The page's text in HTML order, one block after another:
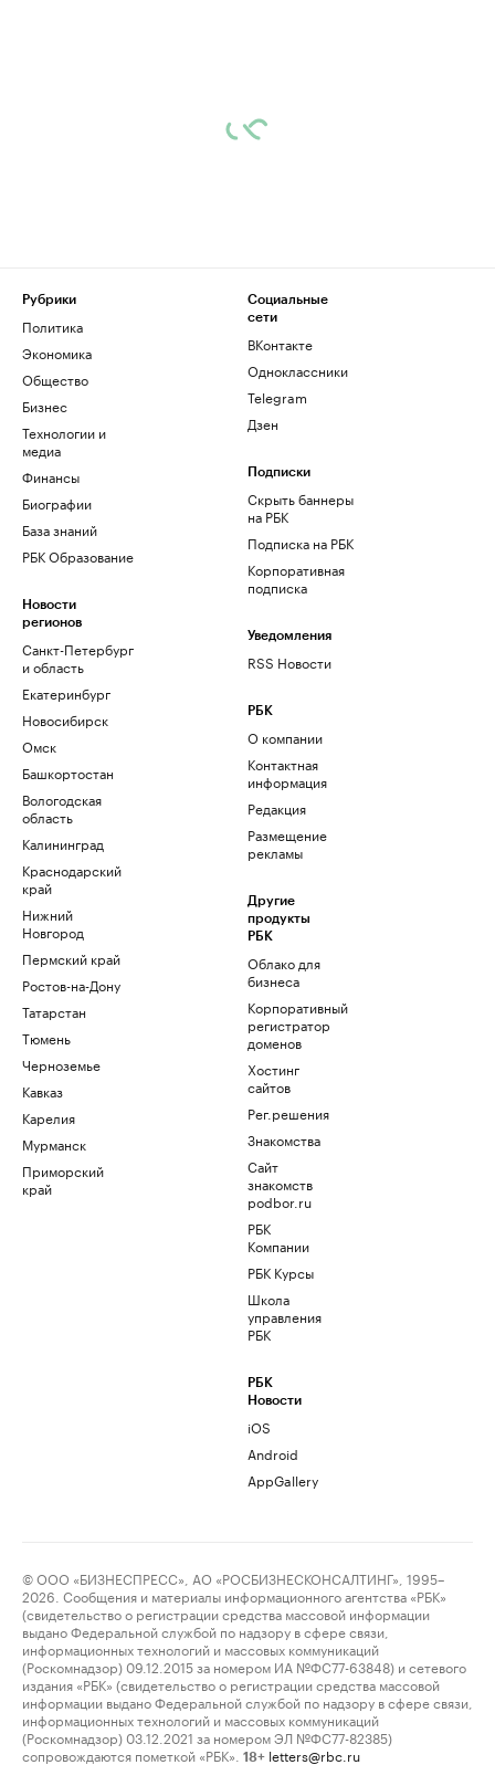
Рубрики
Политика
Экономика
Общество
Бизнес
Технологии и
медиа
Финансы
Биографии
База знаний
РБК Образование
Новости
регионов
Санкт-Петербург
и область
Екатеринбург
Новосибирск
Омск
Башкортостан
Вологодская
область
Калининград
Краснодарский
край
Нижний
Новгород
Пермский край
Ростов-на-Дону
Татарстан
Тюмень
Черноземье
Кавказ
Карелия
Мурманск
Приморский
край
Социальные
сети
ВКонтакте
Одноклассники
Telegram
Дзен
Подписки
Скрыть баннеры
на РБК
Подписка на РБК
Корпоративная
подписка
Уведомления
RSS Новости
РБК
О компании
Контактная
информация
Редакция
Размещение
рекламы
Другие
продукты
РБК
Облако для
бизнеса
Корпоративный
регистратор
доменов
Хостинг
сайтов
Рег.решения
Знакомства
Сайт
знакомств
podbor.ru
РБК
Компании
РБК Курсы
Школа
управления
РБК
РБК
Новости
iOS
Android
AppGallery
© ООО «БИЗНЕСПРЕСС», АО «РОСБИЗНЕСКОНСАЛТИНГ», 1995–
2026. Сообщения и материалы информационного агентства «РБК»
(свидетельство о регистрации средства массовой информации
выдано Федеральной службой по надзору в сфере связи,
информационных технологий и массовых коммуникаций
(Роскомнадзор) 09.12.2015 за номером ИА №ФС77-63848) и сетевого
издания «РБК» (свидетельство о регистрации средства массовой
информации выдано Федеральной службой по надзору в сфере связи,
информационных технологий и массовых коммуникаций
(Роскомнадзор) 03.12.2021 за номером ЭЛ №ФС77-82385)
сопровождаются пометкой «РБК».
18+ letters@rbc.ru